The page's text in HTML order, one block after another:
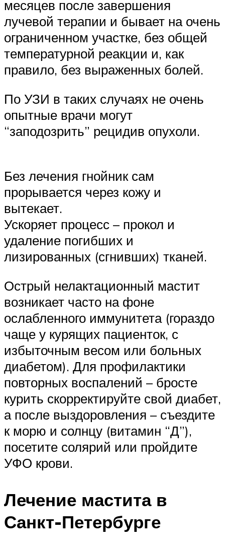
месяцев после завершения
лучевой терапии и бывает на очень
ограниченном участке, без общей
температурной реакции и, как
правило, без выраженных болей.
По УЗИ в таких случаях не очень
опытные врачи могут
“заподозрить” рецидив опухоли.
Без лечения гнойник сам
прорывается через кожу и
вытекает.
Ускоряет процесс – прокол и
удаление погибших и
лизированных (сгнивших) тканей.
Острый нелактационный мастит
возникает часто на фоне
ослабленного иммунитета (гораздо
чаще у курящих пациенток, с
избыточным весом или больных
диабетом). Для профилактики
повторных воспалений – бросте
курить скорректируйте свой диабет,
а после выздоровления – съездите
к морю и солнцу (витамин “Д”),
посетите солярий или пройдите
УФО крови.
Лечение мастита в
Санкт-Петербурге